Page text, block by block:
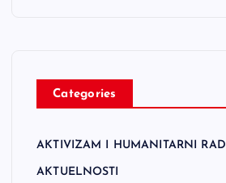
Categories
AKTIVIZAM I HUMANITARNI RAD
AKTUELNOSTI